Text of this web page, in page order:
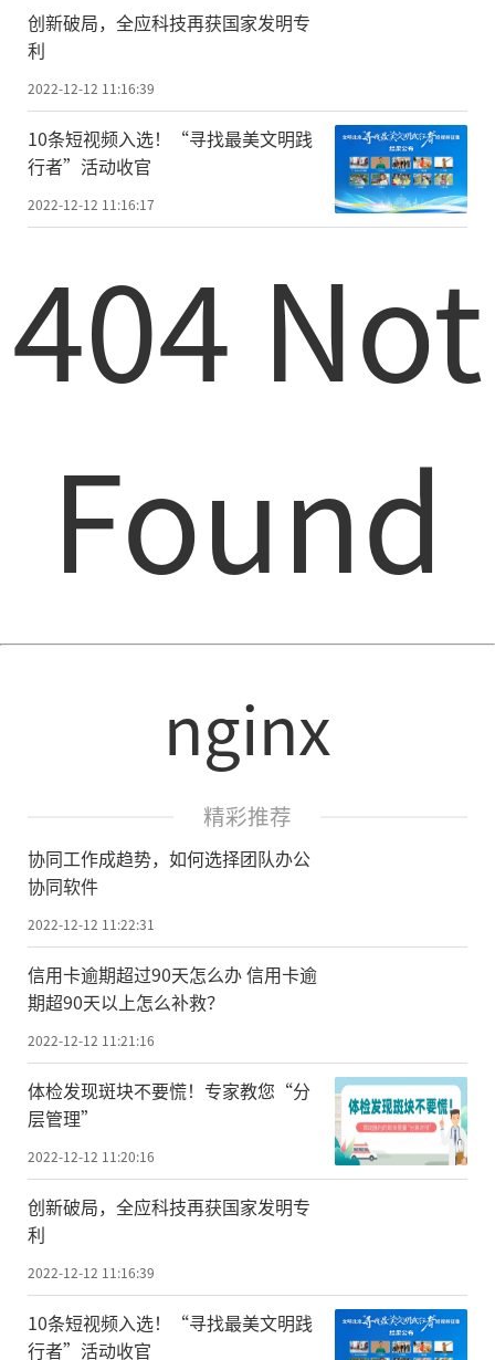
创新破局，全应科技再获国家发明专
利
2022-12-12 11:16:39
10条短视频入选！“寻找最美文明践
行者”活动收官
2022-12-12 11:16:17
404 Not
Found
nginx
精彩推荐
协同工作成趋势，如何选择团队办公
协同软件
2022-12-12 11:22:31
信用卡逾期超过90天怎么办 信用卡逾
期超90天以上怎么补救？
2022-12-12 11:21:16
体检发现斑块不要慌！专家教您“分
层管理”
2022-12-12 11:20:16
创新破局，全应科技再获国家发明专
利
2022-12-12 11:16:39
10条短视频入选！“寻找最美文明践
行者”活动收官